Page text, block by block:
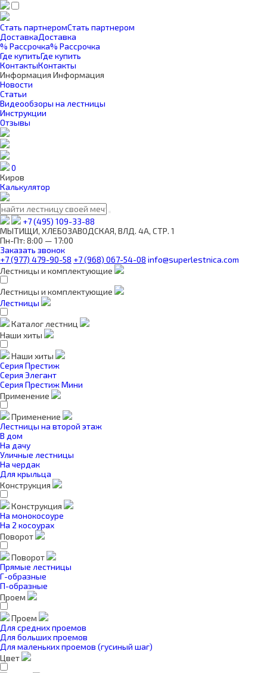
Стать партнеромСтать партнером
ДоставкаДоставка
% Рассрочка% Рассрочка
Где купитьГде купить
КонтактыКонтакты
Информация Информация
Новости
Статьи
Видеообзоры на лестницы
Инструкции
Отзывы
0
Киров
Калькулятор
+7 (495) 109-33-88
МЫТИЩИ, ХЛЕБОЗАВОДСКАЯ, ВЛД. 4А, СТР. 1
Пн-Пт: 8:00 — 17:00
Заказать звонок
+7 (977) 479-90-58 +7 (968) 067-54-08 info@superlestnica.com
Лестницы и комплектующие
Лестницы и комплектующие
Лестницы
Каталог лестниц
Наши хиты
Наши хиты
Серия Престиж
Серия Элегант
Серия Престиж Мини
Применение
Применение
Лестницы на второй этаж
В дом
На дачу
Уличные лестницы
На чердак
Для крыльца
Конструкция
Конструкция
На монокосоуре
На 2 косоурах
Поворот
Поворот
Прямые лестницы
Г-образные
П-образные
Проем
Проем
Для средних проемов
Для больших проемов
Для маленьких проемов (гусиный шаг)
Цвет